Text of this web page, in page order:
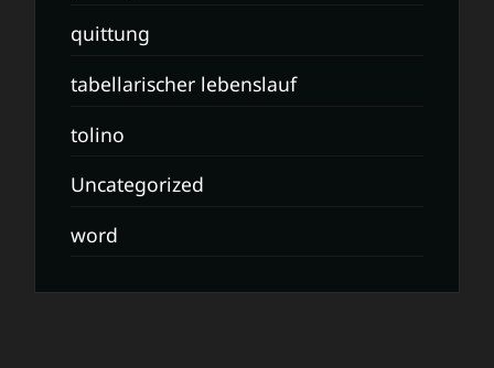
quittung
tabellarischer lebenslauf
tolino
Uncategorized
word